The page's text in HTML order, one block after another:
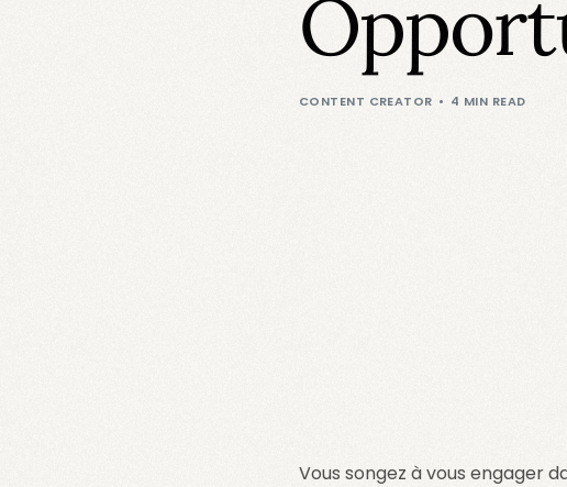
CONTENT CREATOR 4 MIN READ
Vous songez à vous engager